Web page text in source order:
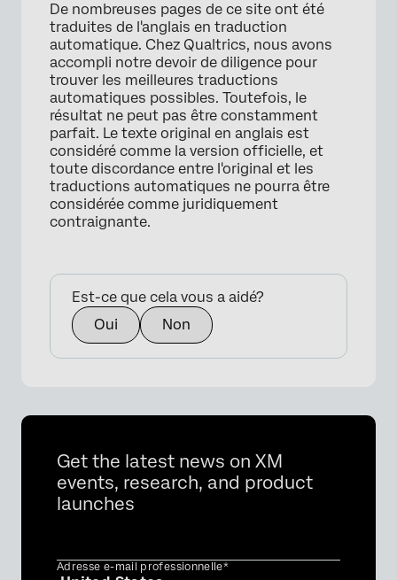
De nombreuses pages de ce site ont été
traduites de l'anglais en traduction
automatique. Chez Qualtrics, nous avons
accompli notre devoir de diligence pour
trouver les meilleures traductions
automatiques possibles. Toutefois, le
résultat ne peut pas être constamment
parfait. Le texte original en anglais est
considéré comme la version officielle, et
toute discordance entre l'original et les
traductions automatiques ne pourra être
considérée comme juridiquement
contraignante.
Est-ce que cela vous a aidé?
Oui
Non
Get the latest news on XM
events, research, and product
launches
Adresse e-mail professionnelle*